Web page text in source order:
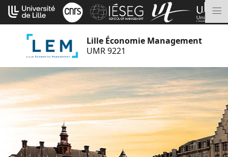
Aller
au
contenu
Lille Économie Management
UMR 9221
Cookies management panel